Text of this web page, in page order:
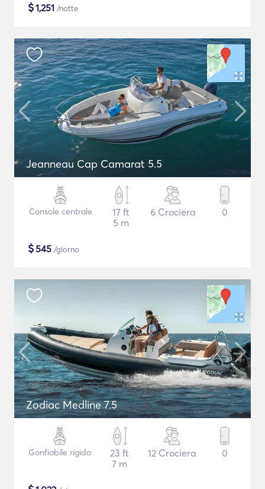
$1,251 /notte
Jeanneau Cap Camarat 5.5
Console centrale
17 ft
5 m
6 Crociera 0
$545 /giorno
Zodiac Medline 7.5
Gonfiabile rigido
23 ft
7 m
12 Crociera 0